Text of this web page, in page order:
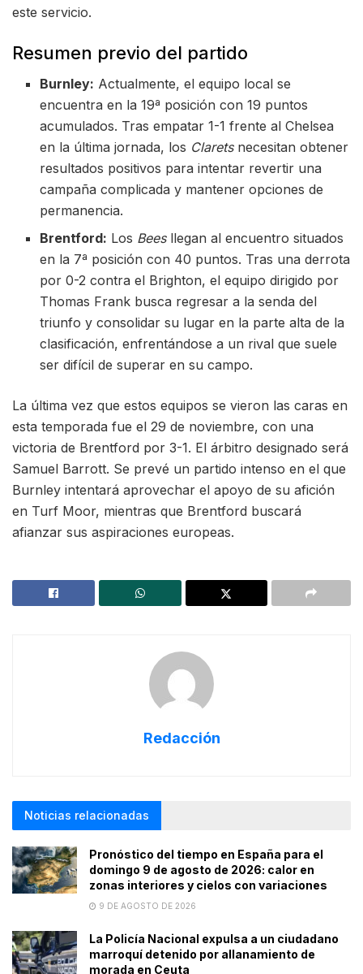
este servicio.
Resumen previo del partido
Burnley: Actualmente, el equipo local se
encuentra en la 19ª posición con 19 puntos
acumulados. Tras empatar 1-1 frente al Chelsea
en la última jornada, los Claretsnecesitan obtener
resultados positivos para intentar revertir una
campaña complicada y mantener opciones de
permanencia.
Brentford: Los Beesllegan al encuentro situados
en la 7ª posición con 40 puntos. Tras una derrota
por 0-2 contra el Brighton, el equipo dirigido por
Thomas Frank busca regresar a la senda del
triunfo y consolidar su lugar en la parte alta de la
clasificación, enfrentándose a un rival que suele
ser difícil de superar en su campo.
La última vez que estos equipos se vieron las caras en
esta temporada fue el 29 de noviembre, con una
victoria de Brentford por 3-1. El árbitro designado será
Samuel Barrott. Se prevé un partido intenso en el que
Burnley intentará aprovechar el apoyo de su afición
en Turf Moor, mientras que Brentford buscará
afianzar sus aspiraciones europeas.
Redacción
Noticias relacionadas
Pronóstico del tiempo en España para el
domingo 9 de agosto de 2026: calor en
zonas interiores y cielos con variaciones
9 DE AGOSTO DE 2026
La Policía Nacional expulsa a un ciudadano
marroquí detenido por allanamiento de
morada en Ceuta